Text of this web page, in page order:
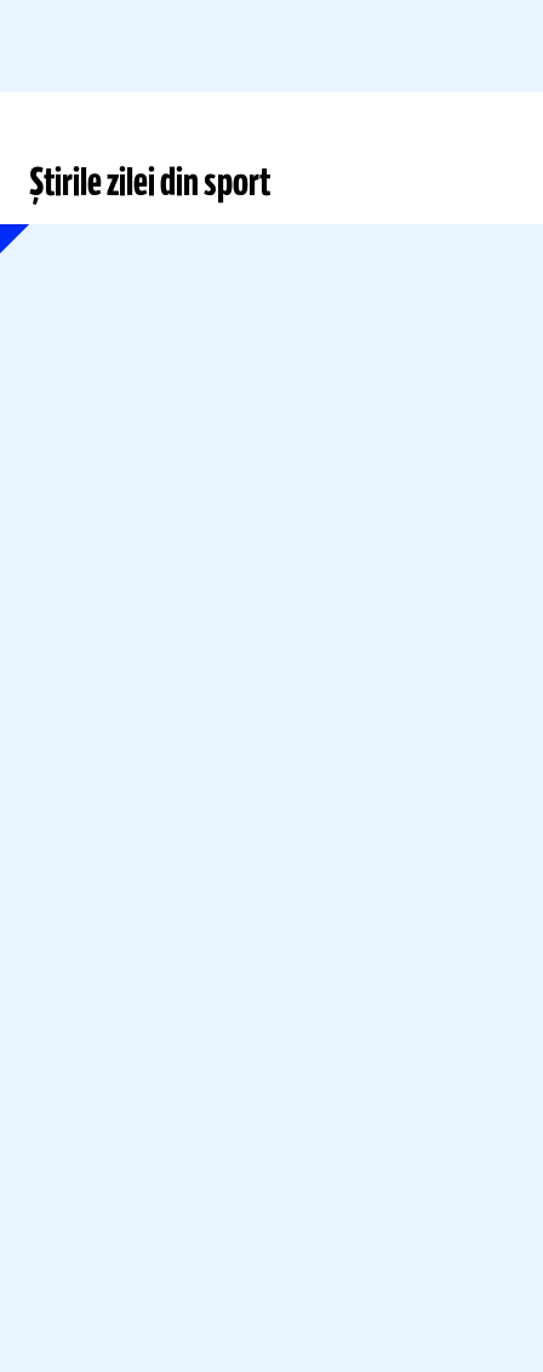
Știrile zilei din sport